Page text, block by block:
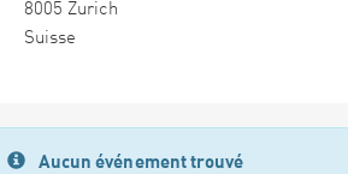
8005 Zurich
Suisse
Aucun événement trouvé